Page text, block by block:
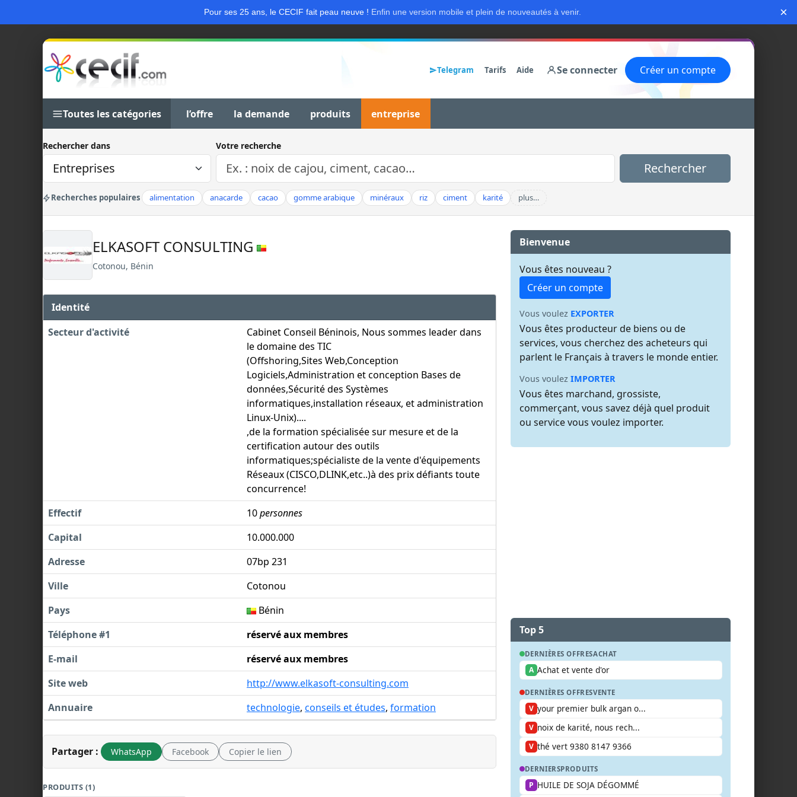
Pour ses 25 ans, le CECIF fait peau neuve ! Enfin une version mobile et plein de nouveautés à venir. ×
Telegram Tarifs Aide Se connecter Créer un compte
Toutes les catégories l’offre la demande produits entreprise
Rechercher dans Votre recherche
Rechercher
Recherches populaires alimentation anacarde cacao gomme arabique minéraux riz ciment karité plus…
ELKASOFT CONSULTING
Cotonou, Bénin
Identité
Secteur d'activité
Cabinet Conseil Béninois, Nous sommes leader dans
le domaine des TIC
(Offshoring,Sites Web,Conception
Logiciels,Administration et conception Bases de
données,Sécurité des Systèmes
informatiques,installation réseaux, et administration
Linux-Unix)....
,de la formation spécialisée sur mesure et de la
certification autour des outils
informatiques;spécialiste de la vente d'équipements
Réseaux (CISCO,DLINK,etc..)à des prix défiants toute
concurrence!
Effectif
10personnes
Capital
10.000.000
Adresse
07bp 231
Ville
Cotonou
Pays
Bénin
Téléphone #1
réservé aux membres
E-mail
réservé aux membres
Site web
http://www.elkasoft-consulting.com
Annuaire
technologie, conseils et études, formation
Partager : WhatsApp Facebook Copier le lien
PRODUITS (1)
Bienvenue
Vous êtes nouveau ?
Créer un compte
Vous voulez EXPORTER
Vous êtes producteur de biens ou de
services, vous cherchez des acheteurs qui
parlent le Français à travers le monde entier.
Vous voulez IMPORTER
Vous êtes marchand, grossiste,
commerçant, vous savez déjà quel produit
ou service vous voulez importer.
Top 5
DERNIÈRES OFFRESACHAT
A Achat et vente d'or
DERNIÈRES OFFRESVENTE
V your premier bulk argan o...
V noix de karité, nous rech...
V thé vert 9380 8147 9366
DERNIERSPRODUITS
P HUILE DE SOJA DÉGOMMÉ